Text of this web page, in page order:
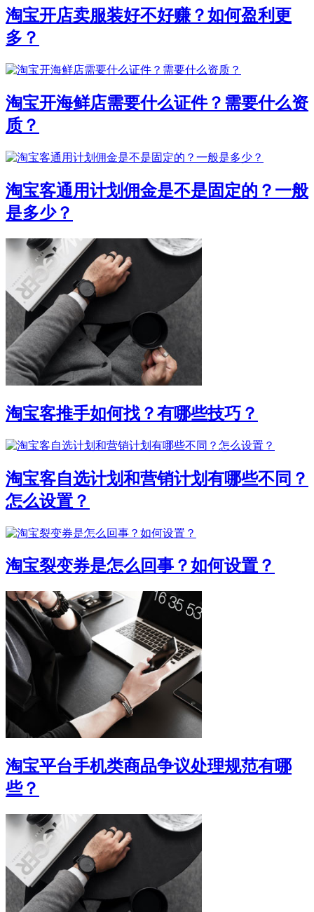
淘宝开店卖服装好不好赚？如何盈利更
多？
淘宝开海鲜店需要什么证件？需要什么资
质？
淘宝客通用计划佣金是不是固定的？一般
是多少？
淘宝客推手如何找？有哪些技巧？
淘宝客自选计划和营销计划有哪些不同？
怎么设置？
淘宝裂变券是怎么回事？如何设置？
淘宝平台手机类商品争议处理规范有哪
些？